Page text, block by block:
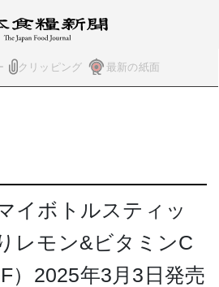
クリッピング 最新の紙面
ボトルスティッ
レモン&ビタミンC
）2025年3月3日発売